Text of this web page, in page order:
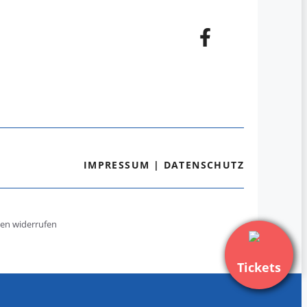
Tickets
IMPRESSUM | DATENSCHUTZ
widerrufen